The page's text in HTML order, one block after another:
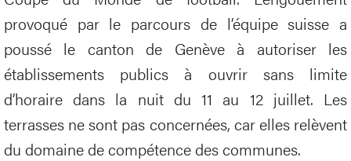
provoqué par le parcours de l’équipe suisse a
poussé le canton de Genève à autoriser les
établissements publics à ouvrir sans limite
d’horaire dans la nuit du 11 au 12 juillet. Les
terrasses ne sont pas concernées, car elles relèvent
du domaine de compétence des communes.